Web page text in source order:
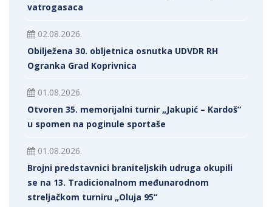
vatrogasaca
02.08.2026.
Obilježena 30. obljetnica osnutka UDVDR RH
Ogranka Grad Koprivnica
01.08.2026.
Otvoren 35. memorijalni turnir „Jakupić – Kardoš“
u spomen na poginule sportaše
01.08.2026.
Brojni predstavnici braniteljskih udruga okupili
se na 13. Tradicionalnom međunarodnom
streljačkom turniru „Oluja 95“